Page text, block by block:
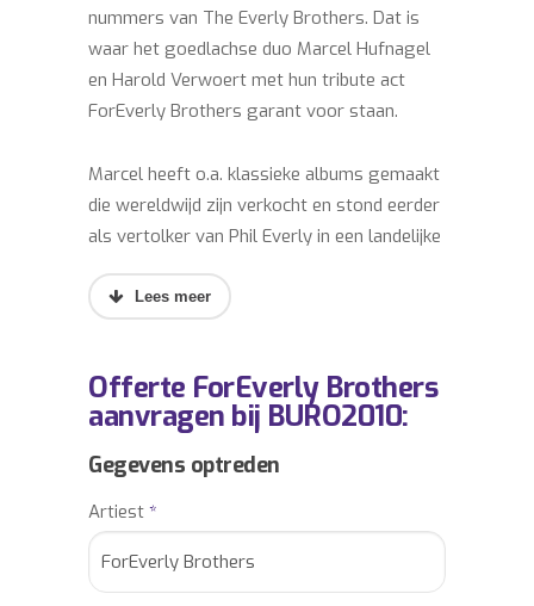
nummers van The Everly Brothers. Dat is
waar het goedlachse duo Marcel Hufnagel
en Harold Verwoert met hun tribute act
ForEverly Brothers garant voor staan.
Marcel heeft o.a. klassieke albums gemaakt
die wereldwijd zijn verkocht en stond eerder
als vertolker van Phil Everly in een landelijke
theatershow. Harold is bekend van o.a. de
theatergroep ‘Jeans’ waarmee hij acht
programma’s. Hij maakte zes succesvolle
Nederlandse bioscoopfilms, waarvan er vijf
een gouden status behaalden.
In 2020 werden zij als ForEverly Brothers de
trotse winnaars van de RTL4 show ‘All
Together Now’. Tijdens hun performance,
Offerte ForEverly Brothers
aanvragen bij BURO2010:
Gegevens optreden
Artiest *